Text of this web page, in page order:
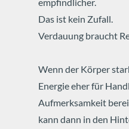
Das ist kein Zufall.
Verdauung braucht
Wenn der Körper
Energie eher für
Aufmerksamkeit
kann dann in den